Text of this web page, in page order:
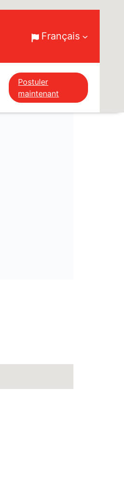
Français
Postuler
maintenant